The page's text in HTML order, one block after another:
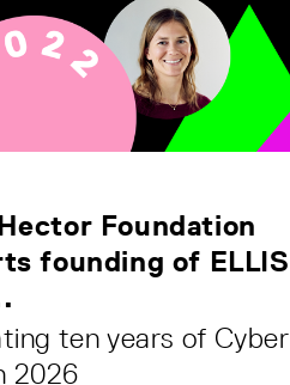
Foundation
founding of ELLIS
ten years of Cyber
2026